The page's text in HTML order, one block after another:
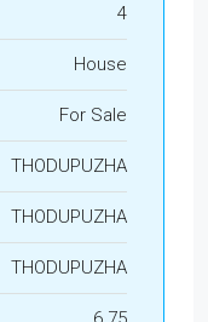
4
House
For Sale
THODUPUZHA
THODUPUZHA
THODUPUZHA